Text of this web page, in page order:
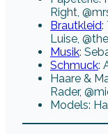
Right,
Brautkleid:
Luise,
Musik:
Schmuck:
Haare &
Rader,
Models: